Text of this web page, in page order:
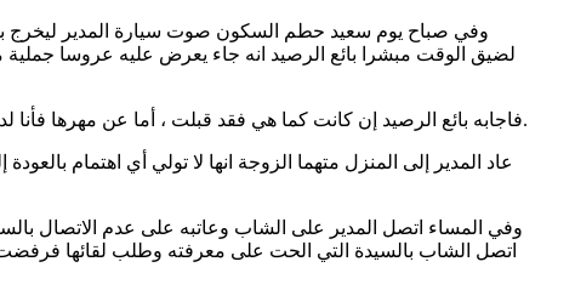
وفي صباح يوم سعيد حطم السكون صوت سيارة المدير ليخرج
لضيق الوقت مبشرا بائع الرصيد انه جاء يعرض عليه عروسا جملية
فاجابه بائع الرصيد إن كانت كما هي فقد قبلت ، أما عن مهرها فأنا لدي ما ادفع لها منه مهرا ولن يكون بأقل من مهر نظيراتها.
عاد المدير إلى المنزل متهما الزوجة انها لا تولي أي اهتمام
وفي المساء اتصل المدير على الشاب وعاتبه على عدم الاتصال
اتصل الشاب بالسيدة التي الحت على معرفته وطلب لقائها